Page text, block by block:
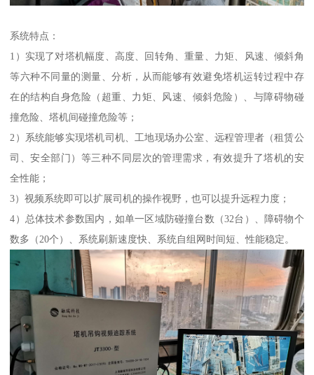
系统特点：
1）实现了对塔机幅度、高度、回转角、重量、力矩、风速、倾斜角
等六种不同量的测量、分析，从而能够有效避免塔机运转过程中存
在的结构自身危险（超重、力矩、风速、倾斜危险）、与障碍物碰
撞危险、塔机间碰撞危险等；
2）系统能够实现塔机司机、工地现场办公室、远程管理者（租赁公
司、安全部门）等三种不同层次的管理需求，有效提升了塔机的安
全性能；
3）视频系统即可以扩展司机的操作视野，也可以提升远程力度；
4）总体技术参数国内，如单一区域防碰撞台数（32台）、障碍物个
数多（20个）、系统刷新速度快、系统自组网时间短、性能稳定。